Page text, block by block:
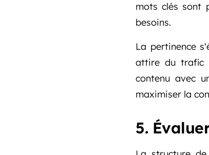
mots clés sont
besoins.
La pertinence
attire du trafic
contenu avec
maximiser la
5.